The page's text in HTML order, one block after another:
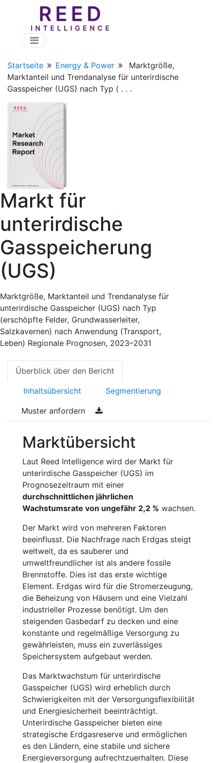
Startseite Energy & Power
Marktgröße,
Marktanteil und Trendanalyse für unterirdische
Gasspeicher (UGS) nach Typ ( . . .
Markt für
unterirdische
Gasspeicherung
(UGS)
Marktgröße, Marktanteil und Trendanalyse für
unterirdische Gasspeicher (UGS) nach Typ
(erschöpfte Felder, Grundwasserleiter,
Salzkavernen) nach Anwendung (Transport,
Leben) Regionale Prognosen, 2023–2031
Überblick über den Bericht
Inhaltsübersicht Segmentierung
Muster anfordern
Marktübersicht
Laut Reed Intelligence wird der Markt für
unterirdische Gasspeicher (UGS) im
Prognosezeitraum mit einer
durchschnittlichen jährlichen
Wachstumsrate von ungefähr 2,2 % wachsen.
Der Markt wird von mehreren Faktoren
beeinflusst. Die Nachfrage nach Erdgas steigt
weltweit, da es sauberer und
umweltfreundlicher ist als andere fossile
Brennstoffe. Dies ist das erste wichtige
Element. Erdgas wird für die Stromerzeugung,
die Beheizung von Häusern und eine Vielzahl
industrieller Prozesse benötigt. Um den
steigenden Gasbedarf zu decken und eine
konstante und regelmäßige Versorgung zu
gewährleisten, muss ein zuverlässiges
Speichersystem aufgebaut werden.
Das Marktwachstum für unterirdische
Gasspeicher (UGS) wird erheblich durch
Schwierigkeiten mit der Versorgungsflexibilität
und Energiesicherheit beeinträchtigt.
Unterirdische Gasspeicher bieten eine
strategische Erdgasreserve und ermöglichen
es den Ländern, eine stabile und sichere
Energieversorgung aufrechtzuerhalten. Diese